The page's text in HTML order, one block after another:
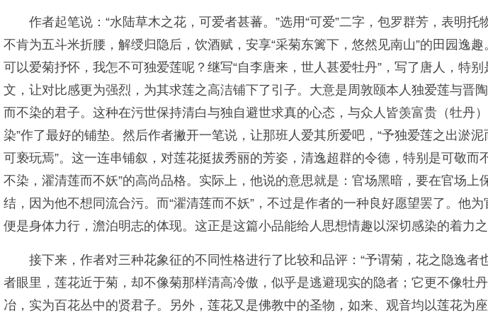
作者起笔说：“水陆草木之花，可爱者甚蕃。”选用“可爱”二字，包罗群芳，表明
不肯为五斗米折腰，解绶归隐后，饮酒赋，安享“采菊东篱下，悠然见南山”的田园逸
可以爱菊抒怀，我怎不可独爱莲呢？继写“自李唐来，世人甚爱牡丹”，写了唐人，特
文，让对比感更为强烈，为其求莲之高洁铺下了引子。大意是周敦颐本人独爱莲与
而不染的君子。这种在污世保持清白与独自避世求真的心态，与众人皆羡富贵（牡丹
染”作了最好的铺垫。然后作者撇开一笔说，让那班人爱其所爱吧，“予独爱莲之出淤
可亵玩焉”。这一连串铺叙，对莲花挺拔秀丽的芳姿，清逸超群的令德，特别是可敬
不染，濯清莲而不妖”的高尚品格。实际上，他说的意思就是：官场黑暗，要在官场
结，因为他不想同流合污。而“濯清莲而不妖”，不过是作者的一种良好愿望罢了。他
便是身体力行，澹泊明志的体现。这正是这篇小品能给人思想情趣以深切感染的着力之
接下来，作者对三种花象征的不同性格进行了比较和品评：“予谓菊，花之隐逸
者眼里，莲花近于菊，却不像菊那样清高冷傲，似乎是逃避现实的隐者；它更不像
冶，实为百花丛中的贤君子。另外，莲花又是佛教中的圣物，如来、观音均以莲花为